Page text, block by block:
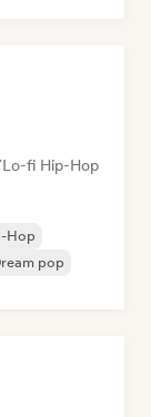
fi Hip-Hop
Hop
pop